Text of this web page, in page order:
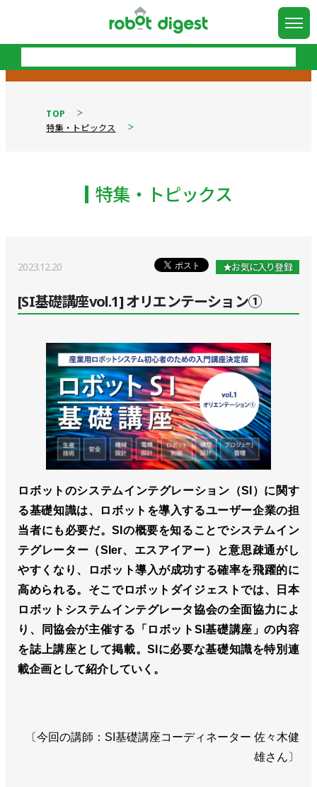
TOP
特集・トピックス
特集・トピックス
2023.12.20 ★お気に入り登録
[SI基礎講座vol.1] オリエンテーション①
ロボットのシステムインテグレーション（SI）に関す
る基礎知識は、ロボットを導入するユーザー企業の担
当者にも必要だ。SIの概要を知ることでシステムイン
テグレーター（SIer、エスアイアー）と意思疎通がし
やすくなり、ロボット導入が成功する確率を飛躍的に
高められる。そこでロボットダイジェストでは、日本
ロボットシステムインテグレータ協会の全面協力によ
り、同協会が主催する「ロボットSI基礎講座」の内容
を誌上講座として掲載。SIに必要な基礎知識を特別連
載企画として紹介していく。
〔今回の講師：SI基礎講座コーディネーター 佐々木健
雄さん〕